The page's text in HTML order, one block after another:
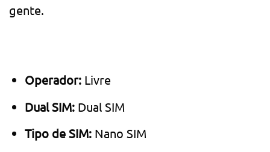
gente.
Operador: Livre
Dual SIM: Dual SIM
Tipo de SIM: Nano SIM